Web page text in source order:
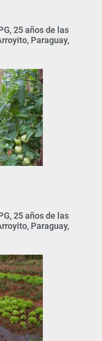
25 años de las
Paraguay,
25 años de las
Paraguay,